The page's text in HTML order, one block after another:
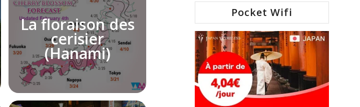
La floraison des
cerisier
(Hanami)
Pocket Wifi